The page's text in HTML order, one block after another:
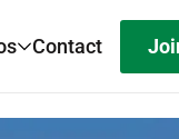
Contact